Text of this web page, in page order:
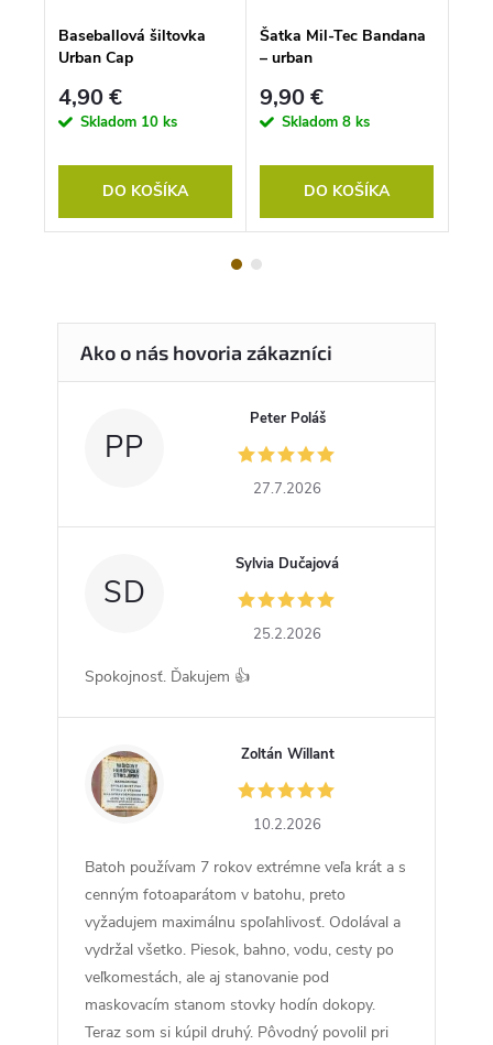
Baseballová šiltovka
Urban Cap
4,90 €
Skladom 10 ks
DO KOŠÍKA
Šatka Mil-Tec Bandana
– urban
9,90 €
Skladom 8 ks
DO KOŠÍKA
PP
Peter Poláš
27.7.2026
SD
Sylvia Dučajová
25.2.2026
Spokojnosť. Ďakujem 👍
ZW
Zoltán Willant
10.2.2026
Batoh používam 7 rokov extrémne veľa krát a s
cenným fotoaparátom v batohu, preto
vyžadujem maximálnu spoľahlivosť. Odolával a
vydržal všetko. Piesok, bahno, vodu, cesty po
veľkomestách, ale aj stanovanie pod
maskovacím stanom stovky hodín dokopy.
Teraz som si kúpil druhý. Pôvodný povolil pri